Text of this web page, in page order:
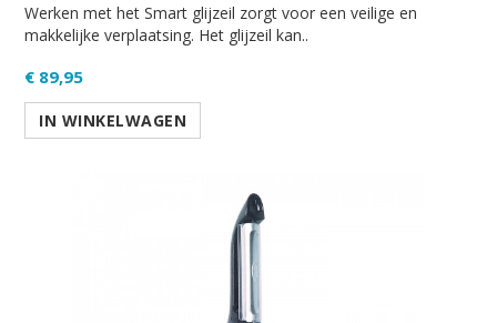
Werken met het Smart glijzeil zorgt voor een veilige en
makkelijke verplaatsing. Het glijzeil kan..
€ 89,95
IN WINKELWAGEN